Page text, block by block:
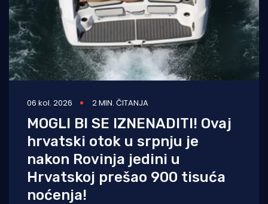
06 kol. 2026 2 MIN. ČITANJA
MOGLI BI SE IZNENADITI! Ovaj
hrvatski otok u srpnju je
nakon Rovinja jedini u
Hrvatskoj prešao 900 tisuća
noćenja!